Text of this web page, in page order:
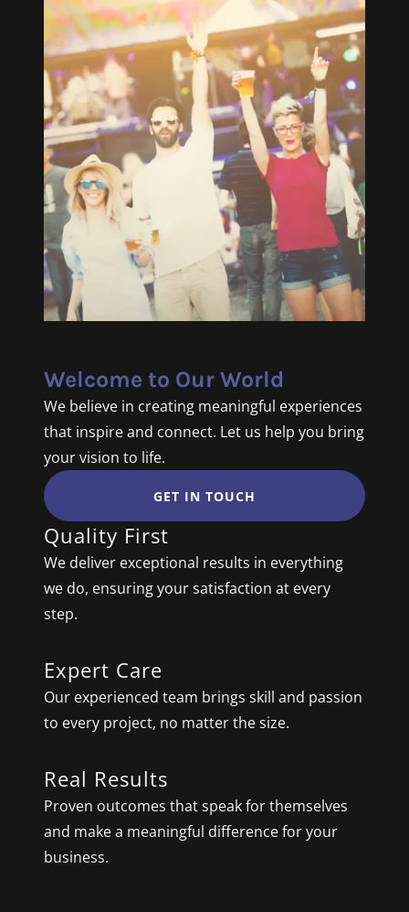
Welcome to Our World
We believe in creating meaningful experiences
that inspire and connect. Let us help you bring
your vision to life.
GET IN TOUCH
Quality First
We deliver exceptional results in everything
we do, ensuring your satisfaction at every
step.
Expert Care
Our experienced team brings skill and passion
to every project, no matter the size.
Real Results
Proven outcomes that speak for themselves
and make a meaningful difference for your
business.